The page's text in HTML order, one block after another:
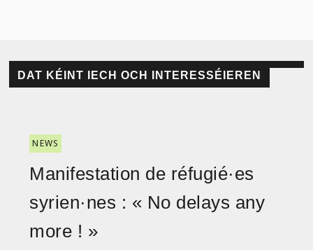
DAT KÉINT IECH OCH INTERESSÉIEREN
NEWS
Manifestation de réfugié·es
syrien·nes : « No delays any
more ! »